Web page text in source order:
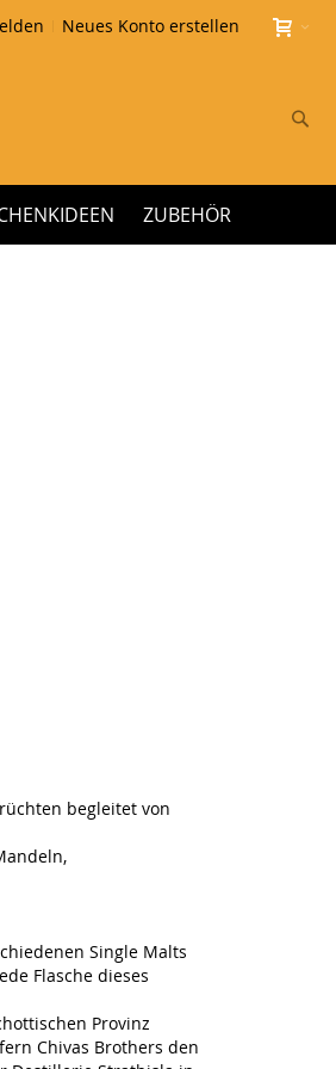
Neues Konto erstellen
ZUBEHÖR
begleitet von
Single Malts
Flasche dieses
Provinz
Chivas Brothers den